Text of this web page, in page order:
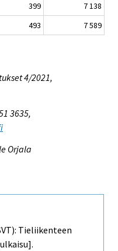
399
7 138
493 7 589
4/2021,
3635,
Orjala
Tieliikenteen